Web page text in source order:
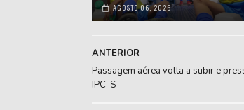
AGOSTO 06, 2026
ANTERIOR
Passagem aérea volta a subir e
IPC-S